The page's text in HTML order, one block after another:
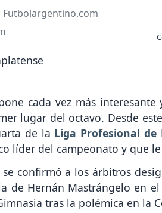
Futbolargentino.com
cada vez más
lugar del octavo. Desde
de la Liga Profesional de
líder del campeonato y que
se confirmó a los árbitros
de Hernán Mastrángelo en
tras la polémica en la